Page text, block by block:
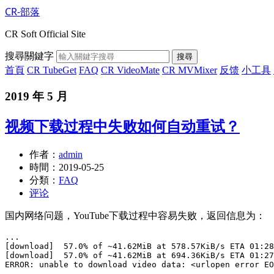
CR-部落
CR Soft Official Site
搜尋關鍵字 搜尋
首頁 CR TubeGet FAQ CR VideoMate CR MVMixer 反馈 小工具
2019 年 5 月
视频下载过程中失败如何自动重试？
作者： admin
時間： 2019-05-25
分類： FAQ
评论
国内网络问题，YouTube下载过程中容易失败，返回信息为：
...
[download]  57.0% of ~41.62MiB at 578.57KiB/s ETA 01:28
[download]  57.0% of ~41.62MiB at 694.36KiB/s ETA 01:27